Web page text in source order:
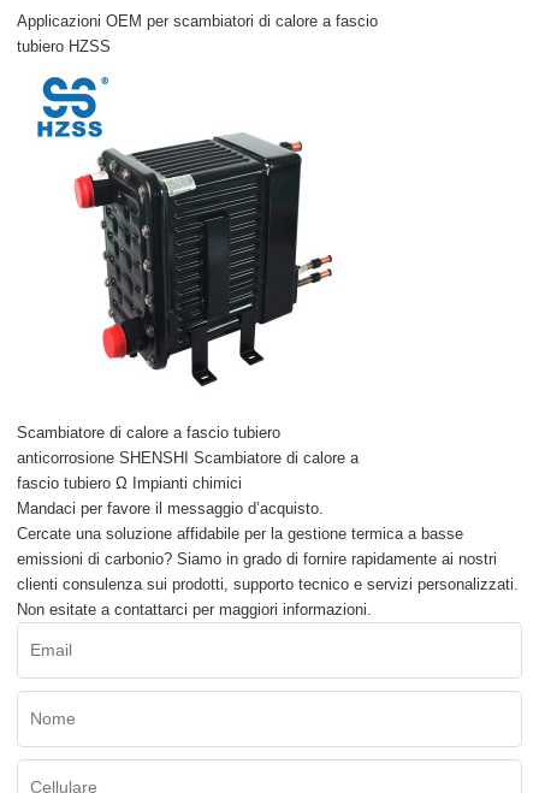
Applicazioni OEM per scambiatori di calore a fascio
tubiero HZSS
Scambiatore di calore a fascio tubiero
anticorrosione SHENSHI Scambiatore di calore a
fascio tubiero Ω Impianti chimici
Mandaci per favore il messaggio d’acquisto.
Cercate una soluzione affidabile per la gestione termica a basse
emissioni di carbonio? Siamo in grado di fornire rapidamente ai nostri
clienti consulenza sui prodotti, supporto tecnico e servizi personalizzati.
Non esitate a contattarci per maggiori informazioni.